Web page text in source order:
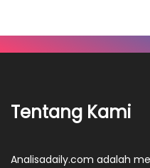
Tentang Kami
Analisadaily.com adalah